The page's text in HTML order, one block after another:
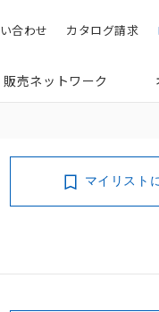
カタログ請求
合わせ
販売ネットワーク
マイリスト